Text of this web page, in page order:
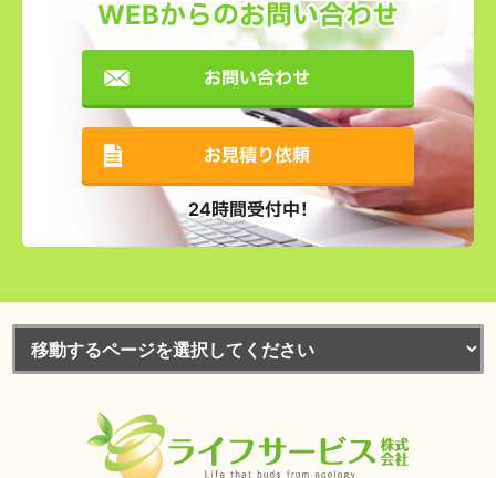
WEBからのお問い合わせ
お問い合わせ
お見積り依頼
24時間受付中！